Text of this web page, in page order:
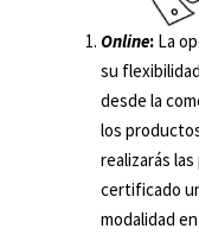
Online: La
su
desde la
los
realizarás
certificado
modalidad